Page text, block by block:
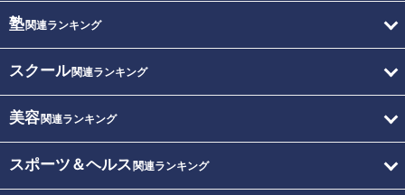
塾関連ランキング
スクール関連ランキング
美容関連ランキング
スポーツ＆ヘルス 関連ランキング